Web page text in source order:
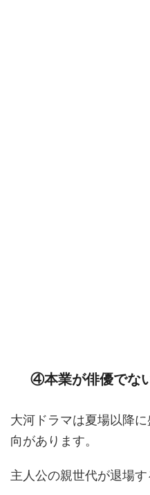
④本業が俳優でな
大河ドラマは夏場以降
向があります。
主人公の親世代が退場す